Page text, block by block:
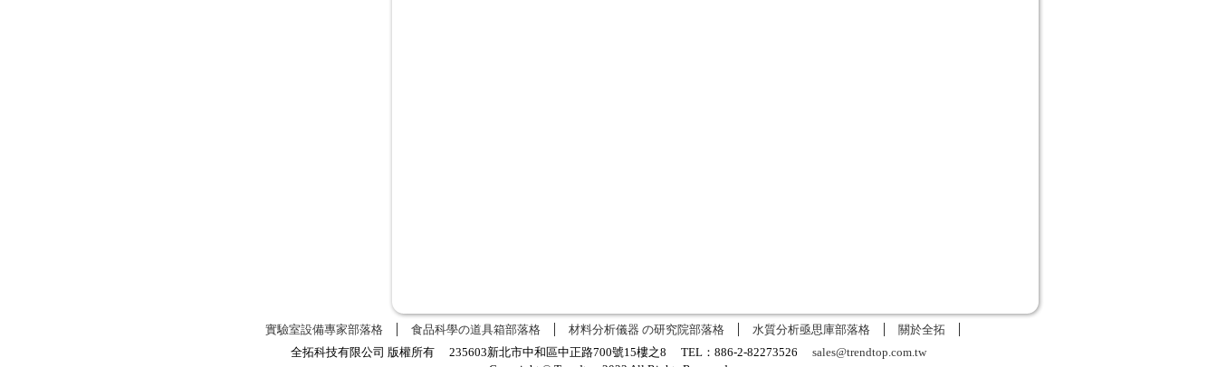
實驗室設備專家部落格 食品科學の道具箱部落格 材料分析儀器 の研究院部落格 水質分析亟思庫部落格
關於全拓
全拓科技有限公司 版權所有 235603新北市中和區中正路700號15樓之8 TEL：886-2-82273526 sales@trendtop.com.tw